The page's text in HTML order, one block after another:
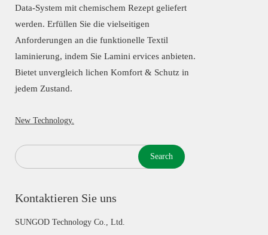
Data-System mit chemischem Rezept geliefert
werden. Erfüllen Sie die vielseitigen
Anforderungen an die funktionelle Textil
laminierung, indem Sie Lamini ervices anbieten.
Bietet unvergleich lichen Komfort & Schutz in
jedem Zustand.
New Technology.
Search
Kontaktieren Sie uns
SUNGOD Technology Co., Ltd.